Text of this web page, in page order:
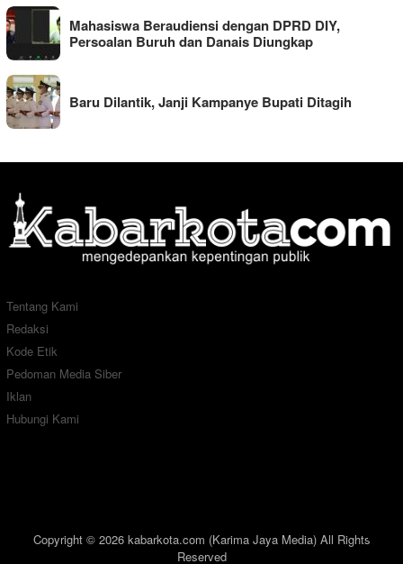
Mahasiswa Beraudiensi dengan DPRD DIY,
Persoalan Buruh dan Danais Diungkap
Baru Dilantik, Janji Kampanye Bupati Ditagih
Tentang Kami
Redaksi
Kode Etik
Pedoman Media Siber
Iklan
Hubungi Kami
Copyright © 2026 kabarkota.com (Karima Jaya Media) All Rights
Reserved